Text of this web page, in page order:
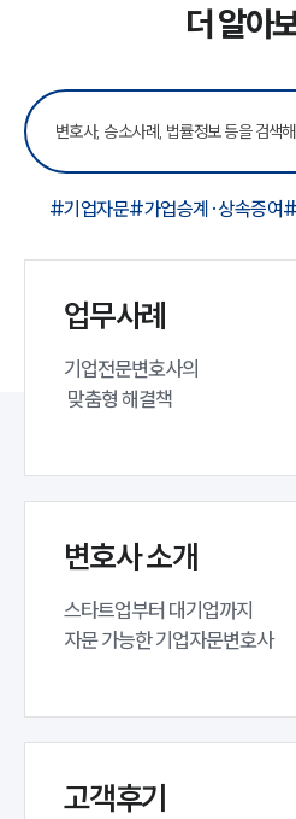
더 알아
#기업자문#가업승계·상속증여
업무사례
기업전문변호사의
맞춤형 해결책
변호사 소개
스타트업부터 대기업까지
자문 가능한 기업자문변호사
고객후기